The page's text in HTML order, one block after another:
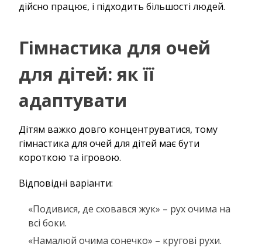
дійсно працює, і підходить більшості людей.
Гімнастика для очей
для дітей: як її
адаптувати
Дітям важко довго концентруватися, тому
гімнастика для очей для дітей має бути
короткою та ігровою.
Відповідні варіанти:
«Подивися, де сховався жук» – рух очима на
всі боки.
«Намалюй очима сонечко» – кругові рухи.